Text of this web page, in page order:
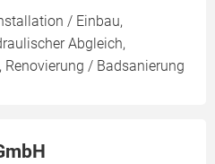
/ Einbau,
Abgleich,
/ Badsanierung